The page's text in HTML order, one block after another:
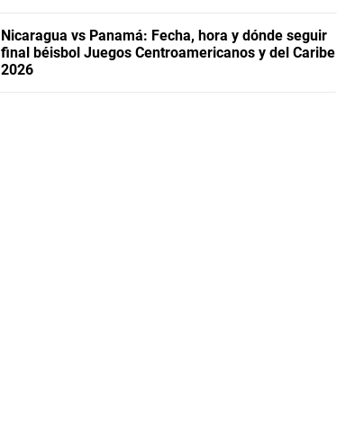
Nicaragua vs Panamá: Fecha, hora y dónde seguir
final béisbol Juegos Centroamericanos y del Caribe
2026